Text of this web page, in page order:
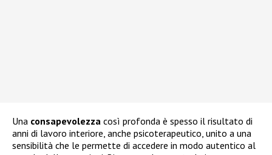
Una consapevolezza così profonda è spesso il risultato di
anni di lavoro interiore, anche psicoterapeutico, unito a una
sensibilità che le permette di accedere in modo autentico al